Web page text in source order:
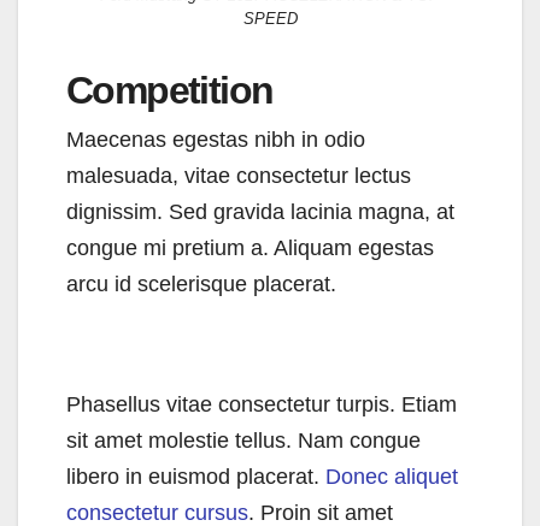
SPEED
Competition
Maecenas egestas nibh in odio
malesuada, vitae consectetur lectus
dignissim. Sed gravida lacinia magna, at
congue mi pretium a. Aliquam egestas
arcu id scelerisque placerat.
Phasellus vitae consectetur turpis. Etiam
sit amet molestie tellus. Nam congue
libero in euismod placerat. Donec aliquet
consectetur cursus. Proin sit amet